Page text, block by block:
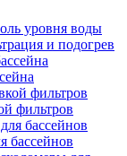
уровня воды
и подогрев
фильтров
бассейнов